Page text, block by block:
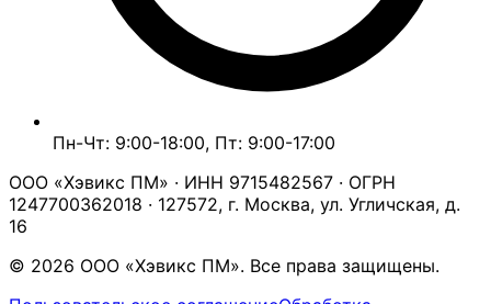
Пн-Чт: 9:00-18:00, Пт: 9:00-17:00
ООО «Хэвикс ПМ» · ИНН 9715482567 · ОГРН
1247700362018 · 127572, г. Москва, ул. Угличская, д.
16
© 2026 ООО «Хэвикс ПМ». Все права защищены.